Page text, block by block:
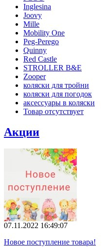
Inglesina
Joovy
Mille
Mobility One
Peg-Perego
Quinny
Red Castle
STROLLER B&E
Zooper
коляски для тройни
коляски для погодок
аксессуары в коляски
Товар отсутствует
Акции
07.11.2022 16:49:07
Новое поступление товара!